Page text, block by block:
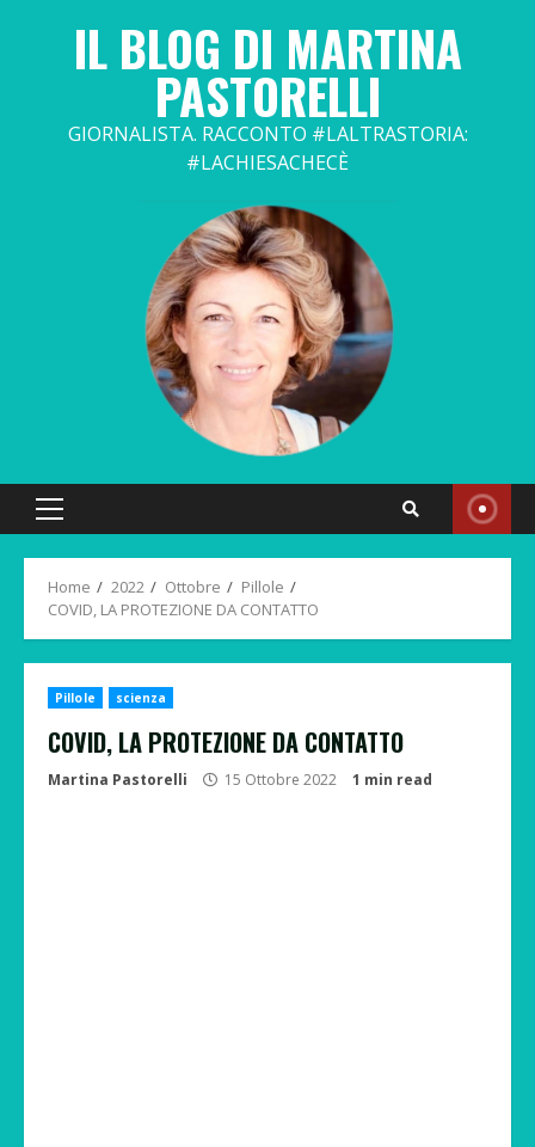
IL BLOG DI MARTINA
PASTORELLI
GIORNALISTA. RACCONTO #LALTRASTORIA:
#LACHIESACHECÈ
Primary
Home 2022 Ottobre
Pillole
COVID, LA PROTEZIONE DA CONTATTO
Pillole scienza
COVID, LA PROTEZIONE DA CONTATTO
Martina Pastorelli 15 Ottobre 2022 1 min read